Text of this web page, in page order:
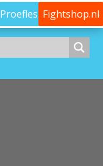
Proefles Fightshop.nl